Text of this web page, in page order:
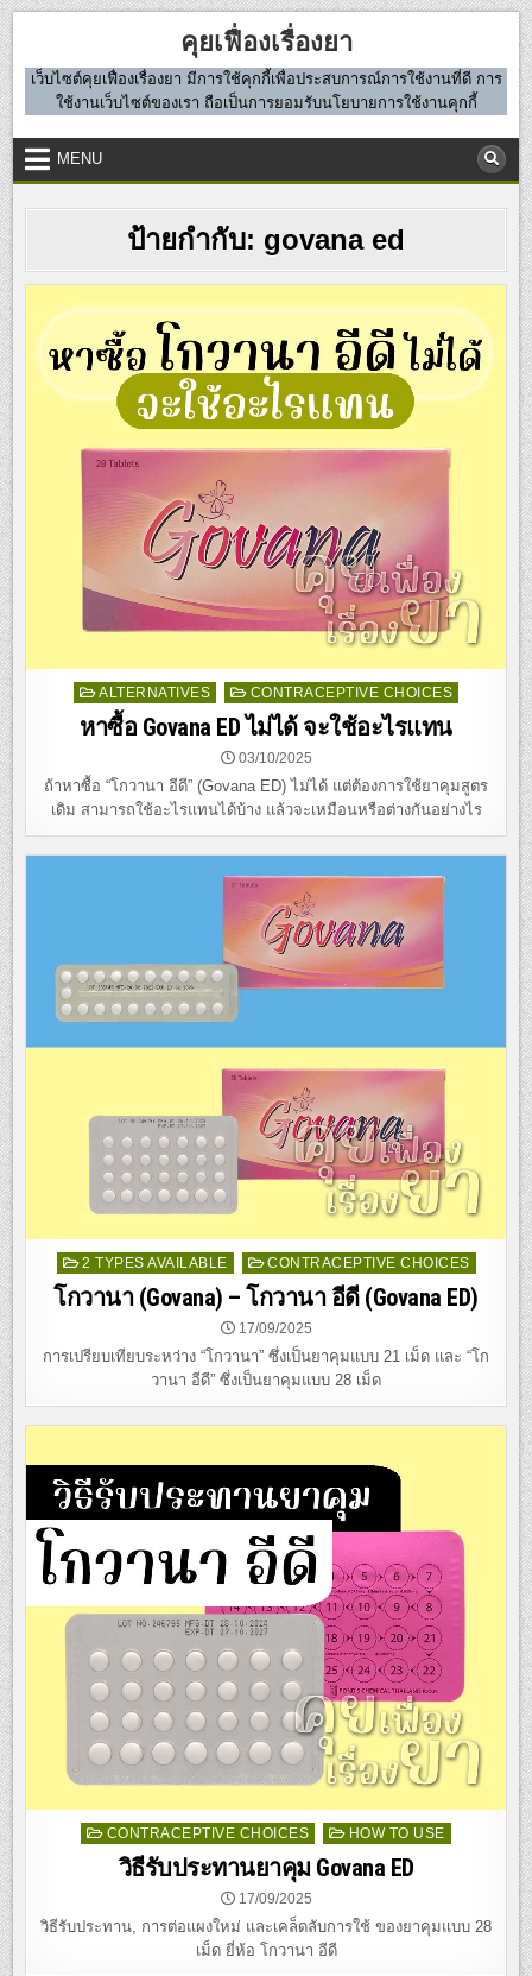
Skip
to
content
คุยเฟื่องเรื่องยา
เว็บไซต์คุยเฟื่องเรื่องยา มีการใช้คุกกี้เพื่อประสบการณ์การใช้งานที่ดี การ
ใช้งานเว็บไซต์ของเรา ถือเป็นการยอมรับนโยบายการใช้งานคุกกี้
MENU
ป้ายกำกับ: govana ed
PostedALTERNATIVES CONTRACEPTIVE CHOICES
หาซื้อ Govana ED ไม่ได้ จะใช้อะไรแทน
03/10/2025
ถ้าหาซื้อ “โกวานา อีดี” (Govana ED) ไม่ได้ แต่ต้องการใช้ยาคุมสูตร
เดิม สามารถใช้อะไรแทนได้บ้าง แล้วจะเหมือนหรือต่างกันอย่างไร
Posted
in
2 TYPES AVAILABLE CONTRACEPTIVE CHOICES
โกวานา (Govana) – โกวานา อีดี (Govana ED)
17/09/2025
การเปรียบเทียบระหว่าง “โกวานา” ซึ่งเป็นยาคุมแบบ 21 เม็ด และ “โก
วานา อีดี” ซึ่งเป็นยาคุมแบบ 28 เม็ด
PostedCONTRACEPTIVE CHOICES HOW TO USE
วิธีรับประทานยาคุม Govana ED
17/09/2025
วิธีรับประทาน, การต่อแผงใหม่ และเคล็ดลับการใช้ ของยาคุมแบบ 28
เม็ด ยี่ห้อ โกวานา อีดี